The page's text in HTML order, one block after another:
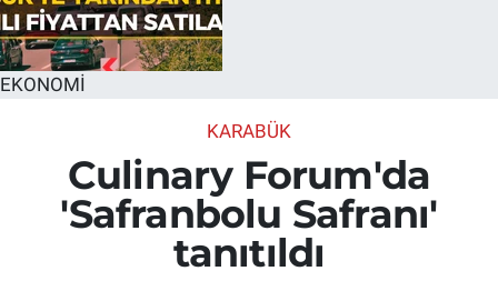
EKONOMİ
KARABÜK
Culinary Forum'da
'Safranbolu Safranı'
tanıtıldı